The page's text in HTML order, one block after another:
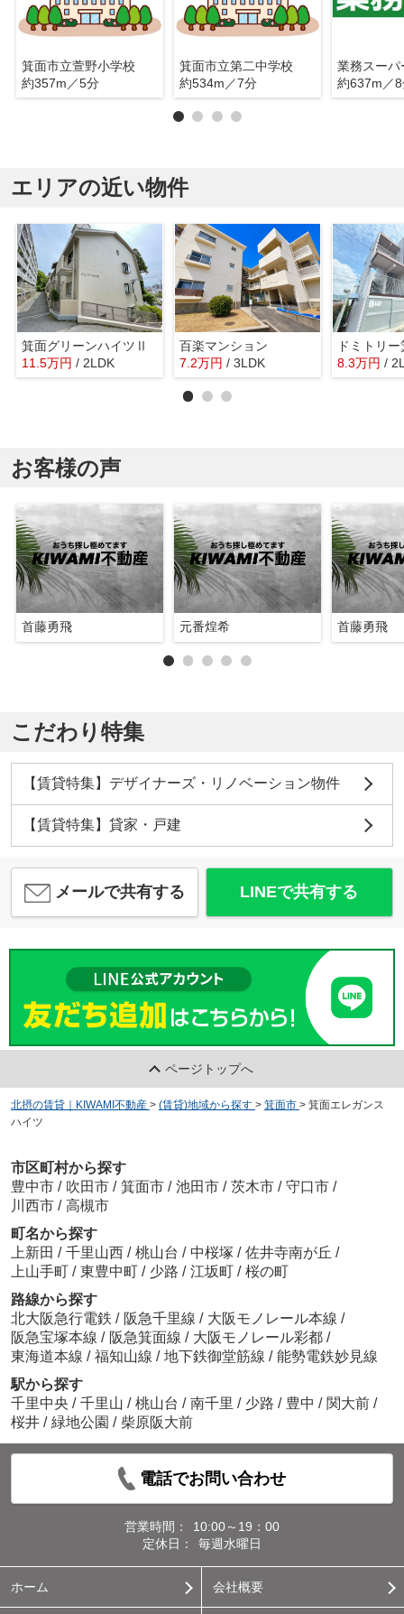
箕面市立萱野小学校
約357m／5分
箕面市立第二中学校
約534m／7分
約637m／
エリアの近い物件
箕面グリーンハイツⅡ
11.5万円 / 2LDK
百楽マンション
7.2万円 / 3LDK
ドミトリ
8.3万円 /
お客様の声
首藤勇飛 元番煌希 首藤勇飛
こだわり特集
【賃貸特集】デザイナーズ・リノベーション物件
【賃貸特集】貸家・戸建
メールで共有する LINEで共有する
ページトップへ
北摂の賃貸｜KIWAMI不動産 > (賃貸)地域から探す > 箕面市 > 箕面エレガンス
ハイツ
市区町村から探す
豊中市 / 吹田市 / 箕面市 / 池田市 / 茨木市 / 守口市 /
川西市 / 高槻市
町名から探す
上新田 / 千里山西 / 桃山台 / 中桜塚 / 佐井寺南が丘 /
上山手町 / 東豊中町 / 少路 / 江坂町 / 桜の町
路線から探す
北大阪急行電鉄 / 阪急千里線 / 大阪モノレール本線 /
阪急宝塚本線 / 阪急箕面線 / 大阪モノレール彩都 /
東海道本線 / 福知山線 / 地下鉄御堂筋線 / 能勢電鉄妙見線
駅から探す
千里中央 / 千里山 / 桃山台 / 南千里 / 少路 / 豊中 / 関大前 /
桜井 / 緑地公園 / 柴原阪大前
電話でお問い合わせ
営業時間：
10:00～19：00
定休日：
毎週水曜日
ホーム 会社概要